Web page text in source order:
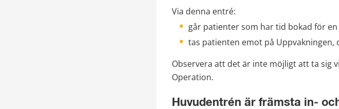
Via denna entré:
går patienter som har tid bokad för
tas patienten emot på
Observera att det är inte möjligt att ta sig
Operation.
Huvudentrén är främsta in-